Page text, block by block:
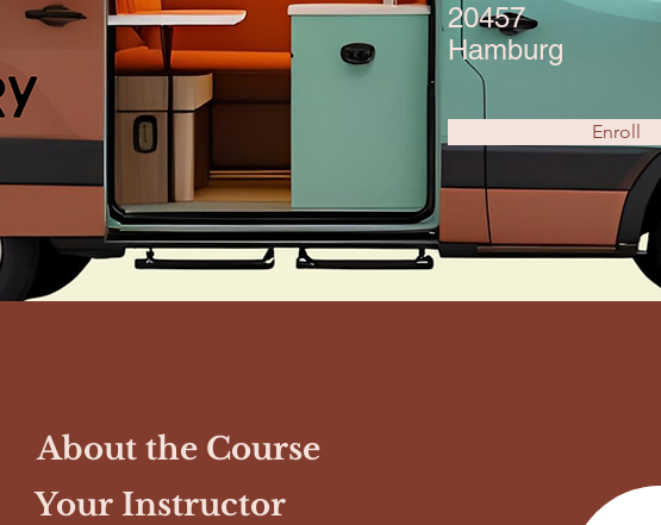
20457
Hamburg
Enroll
About the Course
Your Instructor